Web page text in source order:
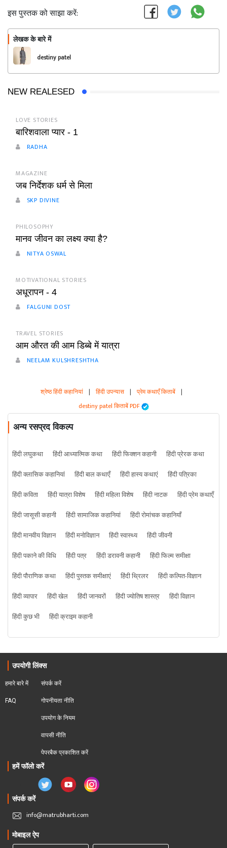
इस पुस्तक को साझा करें:
लेखक के बारे में
destiny patel
NEW REALESED
LOVE STORIES
बारिशवाला प्यार - 1
RADHA
MAGAZINE
जब निर्देशक धर्म से मिला
SKP DIVINE
PHILOSOPHY
मानव जीवन का लक्ष्य क्या है?
NITYA OSWAL
MOTIVATIONAL STORIES
अधूरापन - 4
FALGUNI DOST
TRAVEL STORIES
आम औरत की आम डिब्बे में यात्रा
NEELAM KULSHRESHTHA
श्रेष्ठ हिंदी कहानियां | हिंदी उपन्यास | प्रेम कथाएँ किताबें |
destiny patel किताबें PDF
अन्य रसप्रद विकल्प
हिंदी लघुकथा हिंदी आध्यात्मिक कथा हिंदी फिक्शन कहानी
हिंदी प्रेरक कथा
हिंदी क्लासिक कहानियां
हिंदी बाल कथाएँ हिंदी हास्य कथाएं
हिंदी पत्रिका
हिंदी कविता
हिंदी यात्रा विशेष हिंदी महिला विशेष हिंदी नाटक
हिंदी प्रेम कथाएँ
हिंदी जासूसी कहानी
हिंदी सामाजिक कहानियां
हिंदी रोमांचक कहानियाँ
हिंदी मानवीय विज्ञान
हिंदी मनोविज्ञान हिंदी स्वास्थ्य
हिंदी जीवनी
हिंदी पकाने की विधि
हिंदी पत्र हिंदी डरावनी कहानी
हिंदी फिल्म समीक्षा
हिंदी पौराणिक कथा
हिंदी पुस्तक समीक्षाएं हिंदी थ्रिलर
हिंदी कल्पित-विज्ञान
हिंदी व्यापार
हिंदी खेल हिंदी जानवरों हिंदी ज्योतिष शास्त्र
हिंदी विज्ञान
हिंदी कुछ भी
हिंदी क्राइम कहानी
उपयोगी लिंक्स
हमारे बारे में
FAQ
संपर्क करें
गोपनीयता नीति
उपयोग के नियम
वापसी नीति
पेपरबैक प्रकाशित करें
हमें फॉलो करें
संपर्क करें
info@matrubharti.com
मोबाइल ऐप